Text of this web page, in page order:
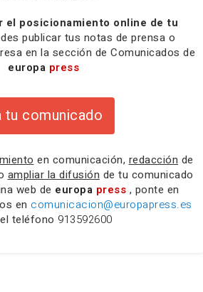
el posicionamiento online de tu
publicar tus notas de prensa o
en la sección de Comunicados de
europa press
tu comunicado
en comunicación, redacción de
ampliar la difusión de tu comunicado
web de europa press , ponte en
en comunicacion@europapress.es
teléfono 913592600